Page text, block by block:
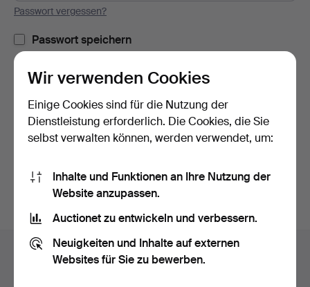
Passwort vergessen?
Passwort speichern
Einloggen
oder hier via Facebook einloggen
Fußzeilen-
Navigation
Hilfe und Kontakt
Wir verwenden Cookies
Einige Cookies sind für die Nutzung der
Dienstleistung erforderlich. Die Cookies, die Sie
selbst verwalten können, werden verwendet, um:
Inhalte und Funktionen an Ihre Nutzung der
Website anzupassen.
Auctionet zu entwickeln und verbessern.
Neuigkeiten und Inhalte auf externen
Websites für Sie zu bewerben.